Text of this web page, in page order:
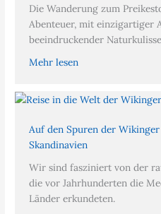
Die Wanderung zum
Abenteuer, mit einzigartiger
beeindruckender Naturkulisse
Mehr lesen
Auf den Spuren der
Skandinavien
Wir sind fasziniert von der
die vor Jahrhunderten die
Länder erkundeten.